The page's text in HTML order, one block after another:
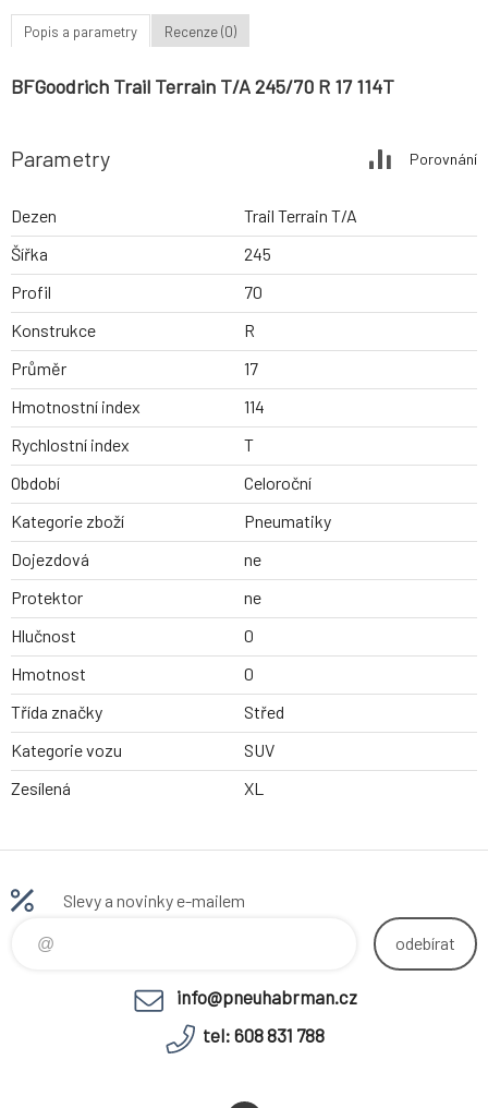
Popis a parametry Recenze (0)
BFGoodrich Trail Terrain T/A 245/70 R 17 114T
Parametry Porovnání
Dezen
Trail Terrain T/A
Šířka
245
Profil
70
Konstrukce
R
Průměr
17
Hmotnostní index
114
Rychlostní index
T
Období
Celoroční
Kategorie zboží
Pneumatiky
Dojezdová
ne
Protektor
ne
Hlučnost
0
Hmotnost
0
Třída značky
Střed
Kategorie vozu
SUV
Zesílená
XL
Slevy a novinky e-mailem
odebírat
info@pneuhabrman.cz
tel: 608 831 788